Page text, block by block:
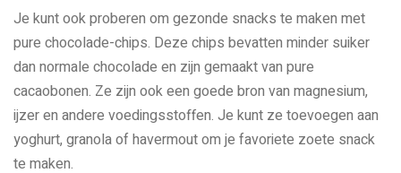
Je kunt ook proberen om gezonde snacks te maken met
pure chocolade-chips. Deze chips bevatten minder suiker
dan normale chocolade en zijn gemaakt van pure
cacaobonen. Ze zijn ook een goede bron van magnesium,
ijzer en andere voedingsstoffen. Je kunt ze toevoegen aan
yoghurt, granola of havermout om je favoriete zoete snack
te maken.